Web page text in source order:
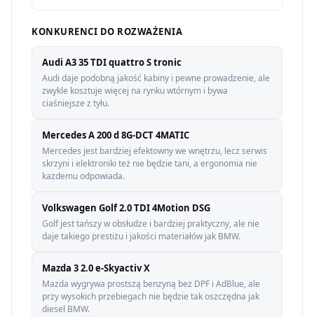
KONKURENCI DO ROZWAŻENIA
Audi A3 35 TDI quattro S tronic
Audi daje podobną jakość kabiny i pewne prowadzenie, ale
zwykle kosztuje więcej na rynku wtórnym i bywa
ciaśniejsze z tyłu.
Mercedes A 200 d 8G-DCT 4MATIC
Mercedes jest bardziej efektowny we wnętrzu, lecz serwis
skrzyni i elektroniki też nie będzie tani, a ergonomia nie
każdemu odpowiada.
Volkswagen Golf 2.0 TDI 4Motion DSG
Golf jest tańszy w obsłudze i bardziej praktyczny, ale nie
daje takiego prestiżu i jakości materiałów jak BMW.
Mazda 3 2.0 e-Skyactiv X
Mazda wygrywa prostszą benzyną bez DPF i AdBlue, ale
przy wysokich przebiegach nie będzie tak oszczędna jak
diesel BMW.